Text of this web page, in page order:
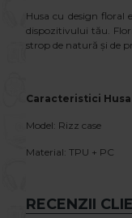
Husa cu design floral
dispozitivului tău.
strop de natură și de
Caracteristici Husa
Model: Rizz case
Material: TPU + PC
RECENZII